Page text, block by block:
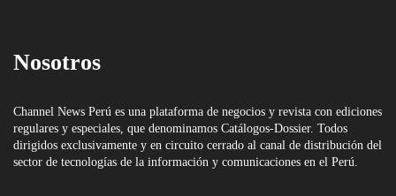
Nosotros
Channel News Perú es una plataforma de negocios y revista con ediciones
regulares y especiales, que denominamos Catálogos-Dossier. Todos
dirigidos exclusivamente y en circuito cerrado al canal de distribución del
sector de tecnologías de la información y comunicaciones en el Perú.